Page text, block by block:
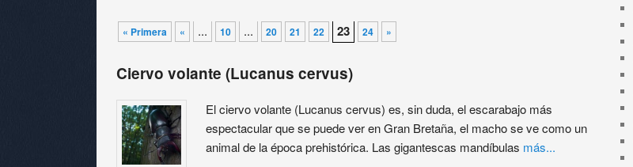
Navegador de artículos
« Primera « ... 10 ... 20 21 22 23 24 »
Ciervo volante (Lucanus cervus)
El ciervo volante (Lucanus cervus) es, sin duda, el escarabajo más
espectacular que se puede ver en Gran Bretaña, el macho se ve como un
animal de la época prehistórica. Las gigantescas mandíbulas más...